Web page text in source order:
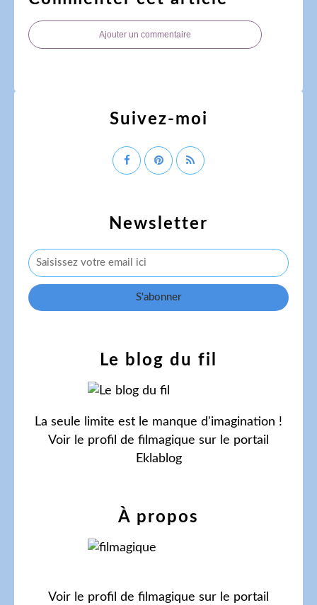
Ajouter un commentaire
Newsletter
Le blog du fil
La seule limite est le manque d'imagination !
Voir le profil de filmagique sur le portail
Eklablog
Suivez-moi
À propos
Voir le profil de filmagique sur le portail